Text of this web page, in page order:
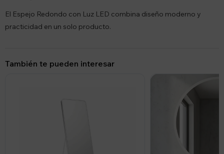
El Espejo Redondo con Luz LED combina diseño moderno y
practicidad en un solo producto.
También te pueden interesar